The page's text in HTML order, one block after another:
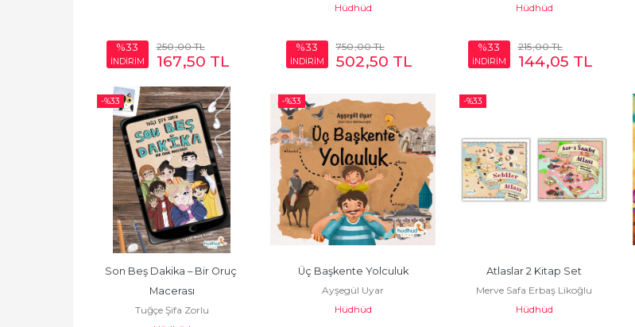
%33
İNDİRİM
250,00TL
167,50 TL
Hüdhüd
%33
İNDİRİM
750,00TL
502,50 TL
Hüdhüd
%33
İNDİRİM
215,00TL
144,05 TL
-%33
Son Beş Dakika – Bir Oruç
Macerası
Tuğçe Şifa Zorlu
-%33
Üç Başkente Yolculuk
Ayşegül Uyar
Hüdhüd
-%33
Atlaslar 2 Kitap Set
Merve Safa Erbaş Likoğlu
Hüdhüd